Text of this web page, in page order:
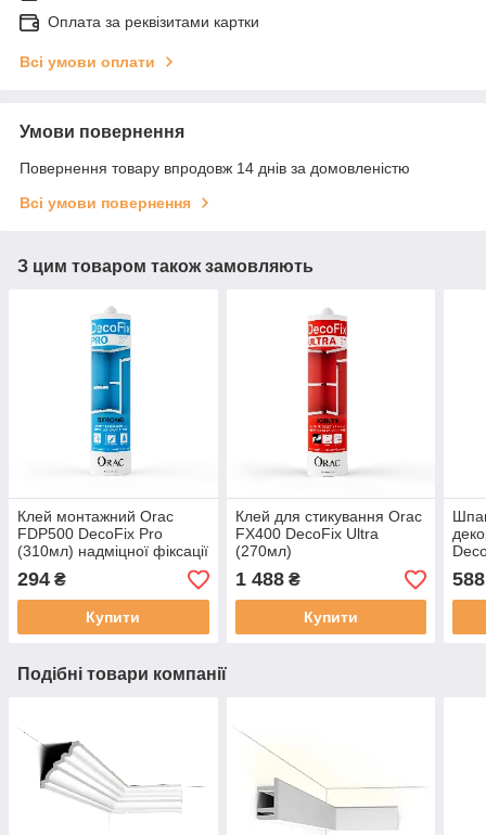
Оплата за реквізитами картки
Всі умови оплати
Умови повернення
Повернення товару впродовж 14 днів за домовленістю
Всі умови повернення
З цим товаром також замовляють
Клей монтажний Orac
FDP500 DecoFix Pro
(310мл) надміцної фіксації
294 ₴
Купити
Клей для стикування Orac
FX400 DecoFix Ultra
(270мл)
1 488₴
Купити
588
Подібні товари компанії